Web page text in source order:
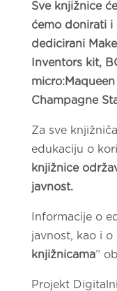
Sve knjižnice
ćemo donirati i
dedicirani
Inventors kit,
Champagne
Za sve
edukaciju o
knjižnice
javnost.
Informacije o
javnost, kao i o
knjižnicama”
Projekt